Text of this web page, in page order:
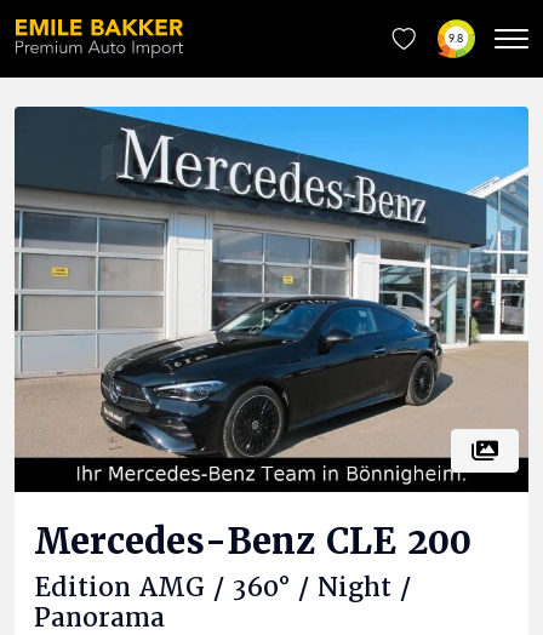
9.8
Mercedes-Benz CLE 200
Edition AMG / 360° / Night /
Panorama